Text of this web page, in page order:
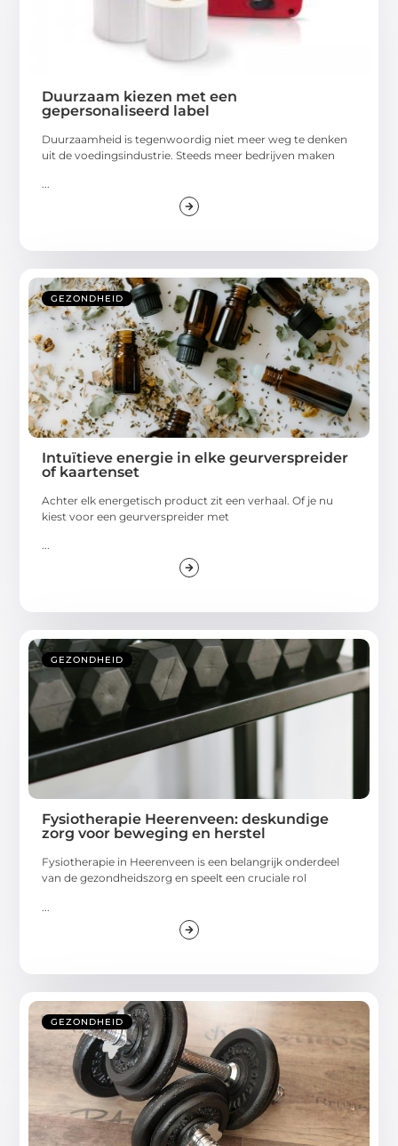
Duurzaam kiezen met een
gepersonaliseerd label
Duurzaamheid is tegenwoordig niet meer weg te denken
uit de voedingsindustrie. Steeds meer bedrijven maken
...
GEZONDHEID
Intuïtieve energie in elke geurverspreider
of kaartenset
Achter elk energetisch product zit een verhaal. Of je nu
kiest voor een geurverspreider met
...
GEZONDHEID
Fysiotherapie Heerenveen: deskundige
zorg voor beweging en herstel
Fysiotherapie in Heerenveen is een belangrijk onderdeel
van de gezondheidszorg en speelt een cruciale rol
GEZONDHEID